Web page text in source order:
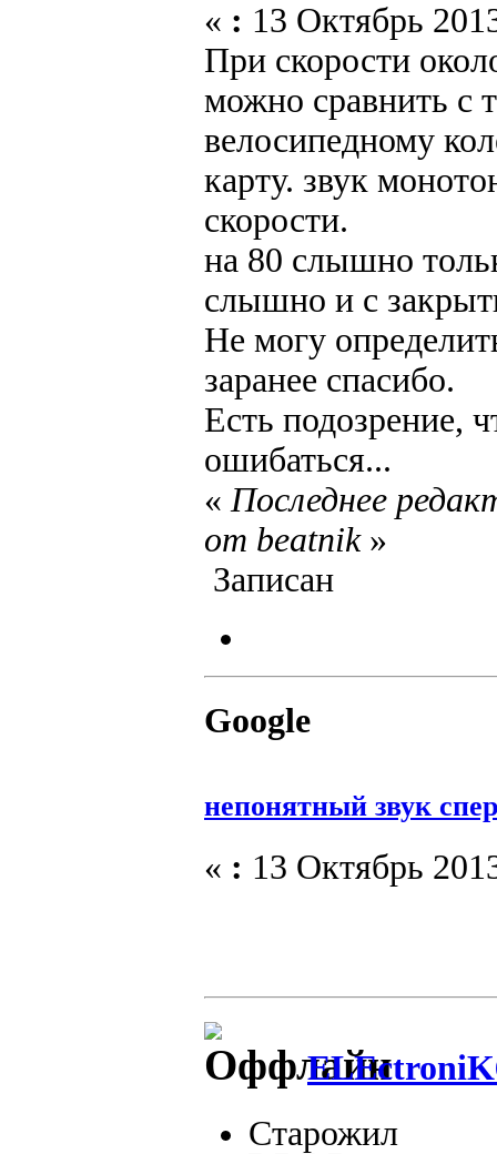
« : 13 Октябрь
При скорости
можно сравнить с
велосипедному
карту. звук
скорости.
на 80 слышно
слышно и с
Не могу
заранее спасибо.
Есть подозрение,
ошибаться...
«Последнее
от beatnik»
Записан
Google
непонятный звук
« : 13 Октябрь
Старожил